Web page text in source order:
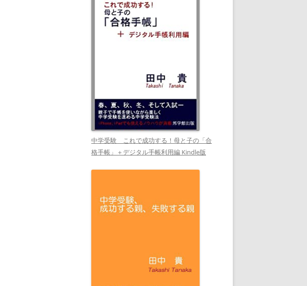
中学受験 これで成功する！母と子の「合
格手帳」＋デジタル手帳利用編 Kindle版